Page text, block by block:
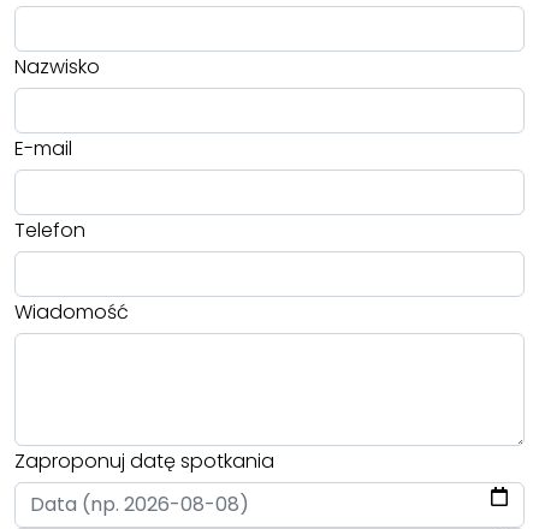
Nazwisko
E-mail
Telefon
Wiadomość
Zaproponuj datę spotkania